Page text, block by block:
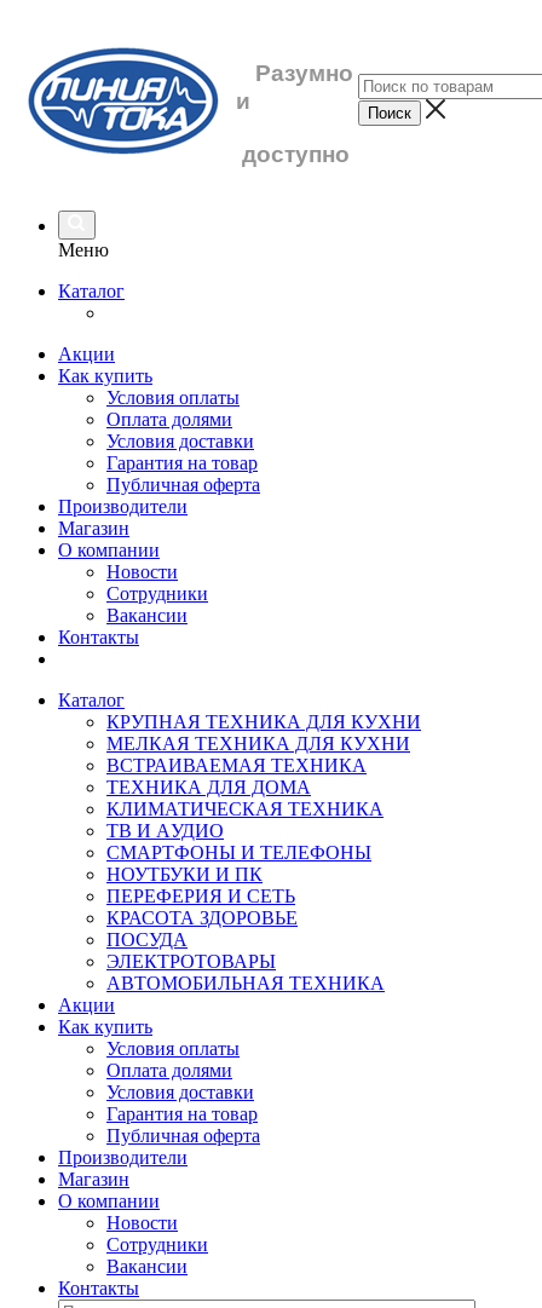
Разумно
и
доступно
Меню
Каталог
Акции
Как купить
Условия оплаты
Оплата долями
Условия доставки
Гарантия на товар
Публичная оферта
Производители
Магазин
О компании
Новости
Сотрудники
Вакансии
Контакты
Каталог
КРУПНАЯ ТЕХНИКА ДЛЯ КУХНИ
МЕЛКАЯ ТЕХНИКА ДЛЯ КУХНИ
ВСТРАИВАЕМАЯ ТЕХНИКА
ТЕХНИКА ДЛЯ ДОМА
КЛИМАТИЧЕСКАЯ ТЕХНИКА
ТВ И AУДИО
СМАРТФОНЫ И ТЕЛЕФОНЫ
НОУТБУКИ И ПК
ПЕРЕФЕРИЯ И СЕТЬ
КРАСОТА ЗДОРОВЬЕ
ПОСУДА
ЭЛЕКТРОТОВАРЫ
АВТОМОБИЛЬНАЯ ТЕХНИКА
Акции
Как купить
Условия оплаты
Оплата долями
Условия доставки
Гарантия на товар
Публичная оферта
Производители
Магазин
О компании
Новости
Сотрудники
Вакансии
Контакты